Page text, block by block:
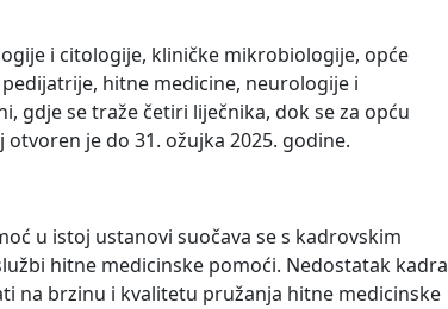
i citologije, kliničke mikrobiologije, opće
hitne medicine, neurologije i
gdje se traže četiri liječnika, dok se za opću
je do 31. ožujka 2025. godine.
u istoj ustanovi suočava se s kadrovskim
hitne medicinske pomoći. Nedostatak kadra
na brzinu i kvalitetu pružanja hitne medicinske